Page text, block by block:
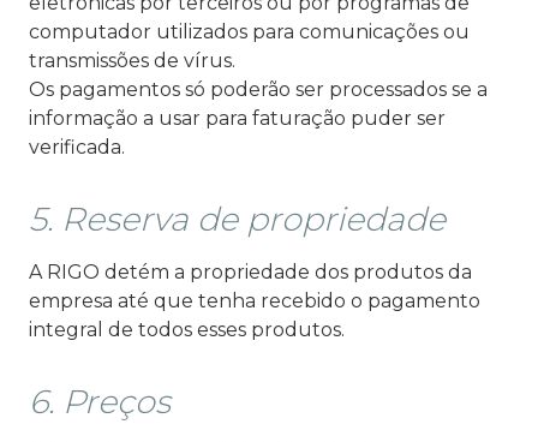
computador utilizados para comunicações ou
transmissões de vírus.
Os pagamentos só poderão ser processados se a
informação a usar para faturação puder ser
verificada.
5. Reserva de propriedade
A RIGO detém a propriedade dos produtos da
empresa até que tenha recebido o pagamento
integral de todos esses produtos.
6. Preços